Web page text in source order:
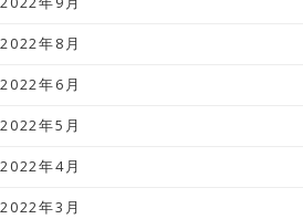
2022年8月
2022年6月
2022年5月
2022年4月
2022年3月